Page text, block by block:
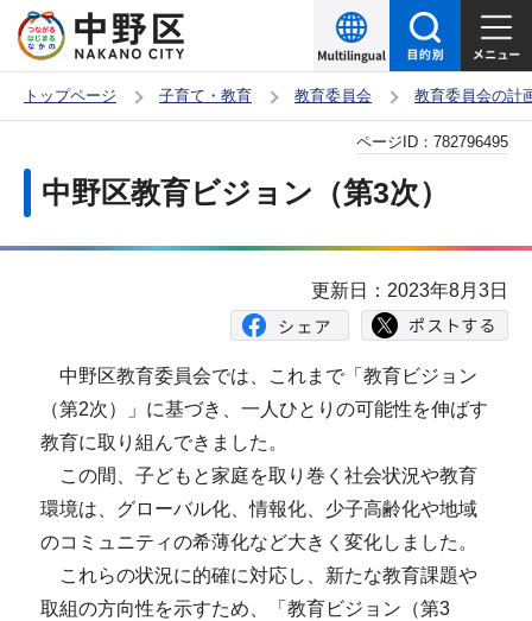
の
ー
頭
トップページ 子育て・教育 教育委員会 教育委員会の計
中野区教育ビジョン（第3次）
ページID： 782796495
更新日：2023年8月3日
中野区教育委員会では、これまで「教育ビジョン
（第2次）」に基づき、一人ひとりの可能性を伸ばす
教育に取り組んできました。
この間、子どもと家庭を取り巻く社会状況や教育
環境は、グローバル化、情報化、少子高齢化や地域
のコミュニティの希薄化など大きく変化しました。
これらの状況に的確に対応し、新たな教育課題や
取組の方向性を示すため、「教育ビジョン（第3